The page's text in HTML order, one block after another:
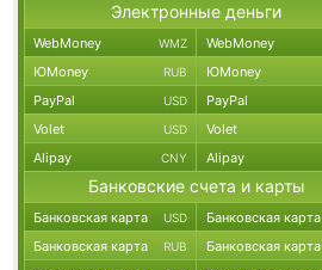
Электронные деньги
WebMoney WMZ WebMoney
ЮMoney RUB ЮMoney
PayPal USD PayPal
Volet USD Volet
Alipay CNY Alipay
Банковские счета и карты
Банковская карта USD Банковская карта
Банковская карта RUB Банковская карта